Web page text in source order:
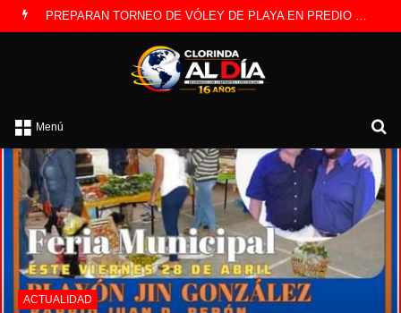
EL CIC SE LLENA DE ARTE ESTE VIERNES POR LA MAÑANA
Menú
ACTUALIDAD